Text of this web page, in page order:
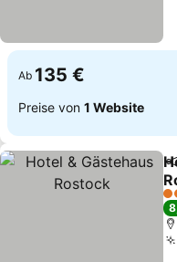
Ab 135 €
Preise von 1 Website
3